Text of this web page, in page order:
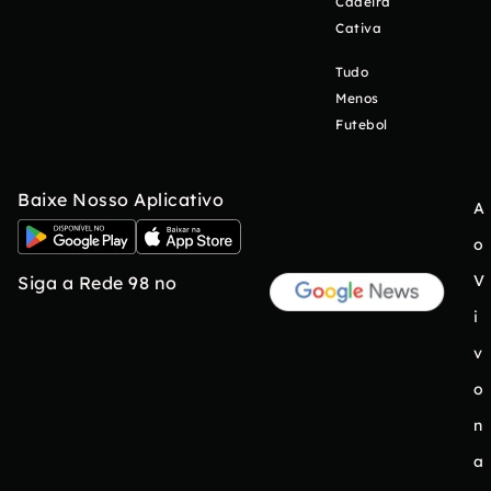
Cativa
Tudo
Menos
Futebol
Baixe Nosso Aplicativo
Siga a Rede 98 no
A
o
V
i
v
o
n
a